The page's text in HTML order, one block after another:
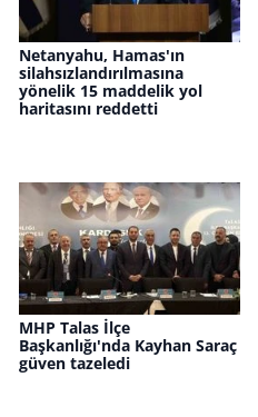
Netanyahu, Hamas'ın
silahsızlandırılmasına
yönelik 15 maddelik yol
haritasını reddetti
MHP Talas İlçe
Başkanlığı'nda Kayhan Saraç
güven tazeledi